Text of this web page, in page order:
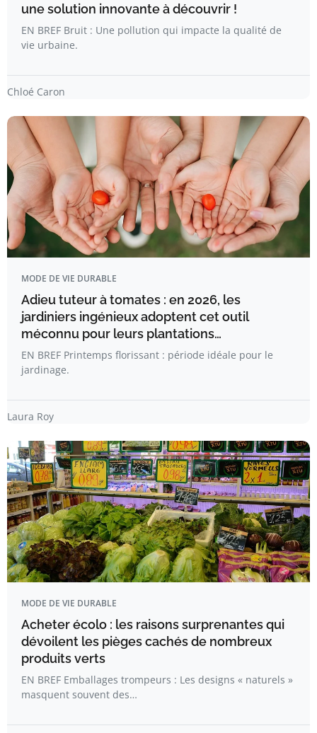
une solution innovante à découvrir !
EN BREF Bruit : Une pollution qui impacte la qualité de
vie urbaine.
Chloé Caron
MODE DE VIE DURABLE
Adieu tuteur à tomates : en 2026, les
jardiniers ingénieux adoptent cet outil
méconnu pour leurs plantations…
EN BREF Printemps florissant : période idéale pour le
jardinage.
Laura Roy
MODE DE VIE DURABLE
Acheter écolo : les raisons surprenantes qui
dévoilent les pièges cachés de nombreux
produits verts
EN BREF Emballages trompeurs : Les designs « naturels »
masquent souvent des…